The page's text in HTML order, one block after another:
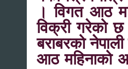
। विगत आठ
विक्री गरेको
बराबरको
आठ महिनाको